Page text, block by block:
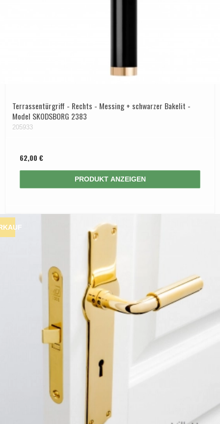
Terrassentürgriff - Rechts - Messing + schwarzer Bakelit -
Model SKODSBORG 2383
205933
62,00 €
PRODUKT ANZEIGEN